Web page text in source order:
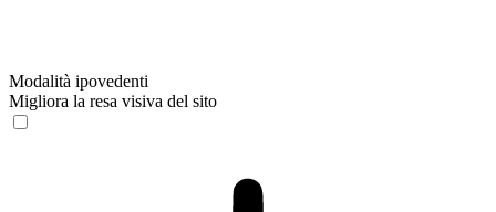
Modalità ipovedenti
Migliora la resa visiva del sito